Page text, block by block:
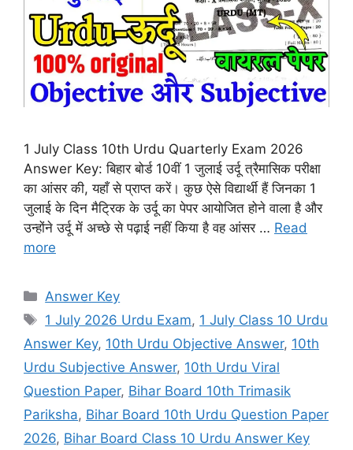
1 July Class 10th Urdu Quarterly Exam 2026
Answer Key: बिहार बोर्ड 10वीं 1 जुलाई उर्दू त्रैमासिक परीक्षा
का आंसर की, यहाँ से प्राप्त करें। कुछ ऐसे विद्यार्थी हैं जिनका 1
जुलाई के दिन मैट्रिक के उर्दू का पेपर आयोजित होने वाला है और
उन्होंने उर्दू में अच्छे से पढ़ाई नहीं किया है वह आंसर … Read
more
Categories
Answer Key
Tags
1 July 2026 Urdu Exam, 1 July Class 10 Urdu
Answer Key, 10th Urdu Objective Answer, 10th
Urdu Subjective Answer, 10th Urdu Viral
Question Paper, Bihar Board 10th Trimasik
Pariksha, Bihar Board 10th Urdu Question Paper
2026, Bihar Board Class 10 Urdu Answer Key